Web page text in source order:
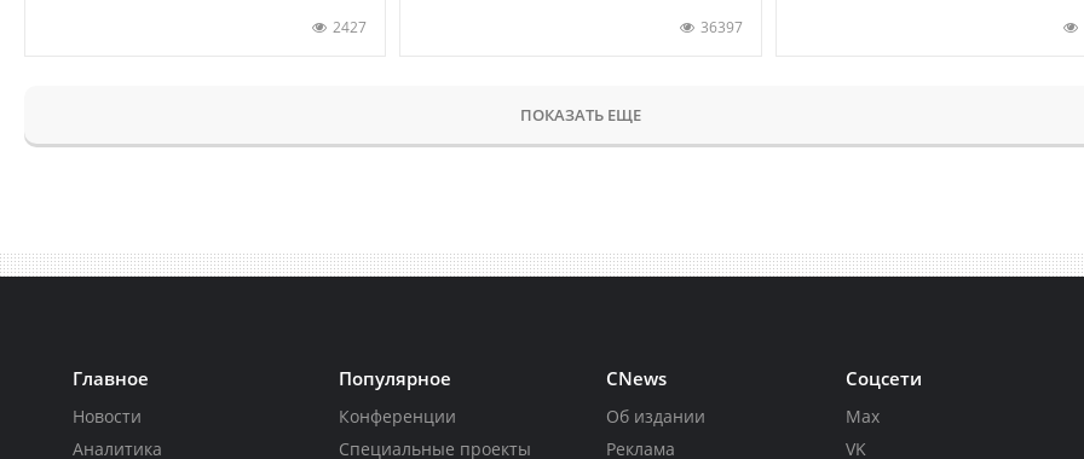
2427 36397
ПОКАЗАТЬ ЕЩЕ
Главное
Новости
Аналитика
Популярное
Конференции
Специальные проекты
CNews
Об издании
Реклама
Соцсети
Max
VK